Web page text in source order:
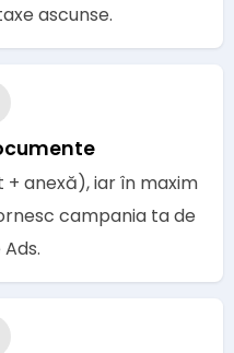
ascunse.
anexă), iar în maxim
campania ta de